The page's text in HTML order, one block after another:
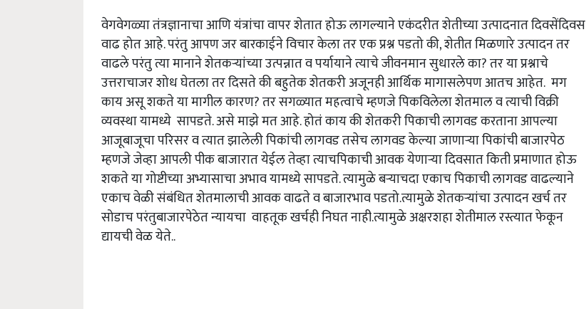
वेगवेगळ्या तंत्रज्ञानाचा आणि यंत्रांचा वापर शेतात होऊ लागल्याने एकंदरीत शेतीच्या उत्पादनात दिवसेंदिवस
वाढ होत आहे. परंतु आपण जर बारकाईने विचार केला तर एक प्रश्न पडतो की, शेतीत मिळणारे उत्पादन तर
वाढले परंतु त्या मानाने शेतकऱ्यांच्या उत्पन्नात व पर्यायाने त्याचे जीवनमान सुधारले का? तर या प्रश्नाचे
उत्तराचाजर शोध घेतला तर दिसते की बहुतेक शेतकरी अजूनही आर्थिक मागासलेपण आतच आहेत. मग
काय असू शकते या मागील कारण? तर सगळ्यात महत्वाचे म्हणजे पिकविलेला शेतमाल व त्याची विक्री
व्यवस्था यामध्ये सापडते. असे माझे मत आहे. होतं काय की शेतकरी पिकाची लागवड करताना आपल्या
आजूबाजूचा परिसर व त्यात झालेली पिकांची लागवड तसेच लागवड केल्या जाणाऱ्या पिकांची बाजारपेठ
म्हणजे जेव्हा आपली पीक बाजारात येईल तेव्हा त्याचपिकाची आवक येणाऱ्या दिवसात किती प्रमाणात होऊ
शकते या गोष्टीच्या अभ्यासाचा अभाव यामध्ये सापडते. त्यामुळे बऱ्याचदा एकाच पिकाची लागवड वाढल्याने
एकाच वेळी संबंधित शेतमालाची आवक वाढते व बाजारभाव पडतो.त्यामुळे शेतकऱ्यांचा उत्पादन खर्च तर
सोडाच परंतुबाजारपेठेत न्यायचा वाहतूक खर्चही निघत नाही.त्यामुळे अक्षरशहा शेतीमाल रस्त्यात फेकून
द्यायची वेळ येते..